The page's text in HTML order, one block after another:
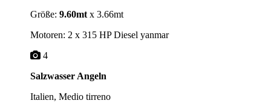
Größe: 9.60mt x 3.66mt
Motoren: 2 x 315 HP Diesel yanmar
4
Salzwasser Angeln
Italien, Medio tirreno